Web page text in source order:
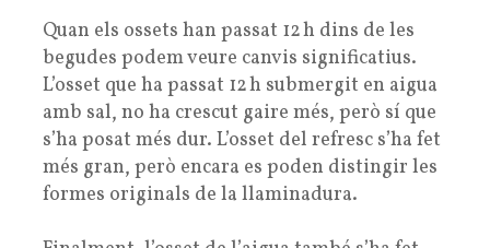
Quan els ossets han passat 12 h dins de les
begudes podem veure canvis significatius.
L’osset que ha passat 12 h submergit en aigua
amb sal, no ha crescut gaire més, però sí que
s’ha posat més dur. L’osset del refresc s’ha fet
més gran, però encara es poden distingir les
formes originals de la llaminadura.